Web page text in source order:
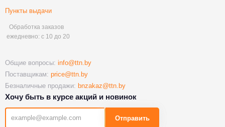
Пункты выдачи
Обработка заказов
ежедневно: с 10 до 20
Общие вопросы: info@ttn.by
Поставщикам: price@ttn.by
Безналичные продажи: bnzakaz@ttn.by
Хочу быть в курсе акций и новинок
Отправить